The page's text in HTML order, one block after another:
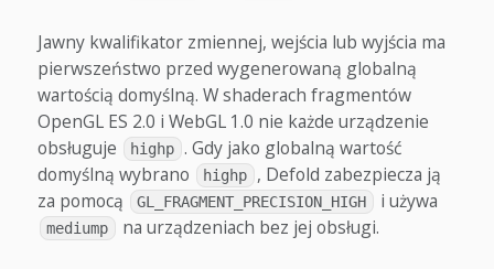
Jawny kwalifikator zmiennej, wejścia lub wyjścia ma
pierwszeństwo przed wygenerowaną globalną
wartością domyślną. W shaderach fragmentów
OpenGL ES 2.0 i WebGL 1.0 nie każde urządzenie
obsługuje
highp . Gdy jako globalną wartość
domyślną wybrano
highp
, Defold zabezpiecza ją
za pomocą
GL_FRAGMENT_PRECISION_HIGH i używa
mediump na urządzeniach bez jej obsługi.